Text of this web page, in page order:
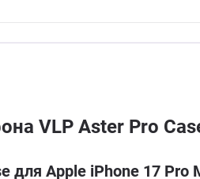
VLP Aster Pro
для Apple iPhone 17 Pro